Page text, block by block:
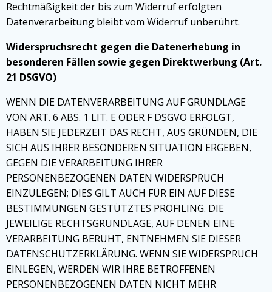
Rechtmäßigkeit der bis zum Widerruf erfolgten
Datenverarbeitung bleibt vom Widerruf unberührt.
Widerspruchsrecht gegen die Datenerhebung in
besonderen Fällen sowie gegen Direktwerbung (Art.
21 DSGVO)
WENN DIE DATENVERARBEITUNG AUF GRUNDLAGE
VON ART. 6 ABS. 1 LIT. E ODER F DSGVO ERFOLGT,
HABEN SIE JEDERZEIT DAS RECHT, AUS GRÜNDEN, DIE
SICH AUS IHRER BESONDEREN SITUATION ERGEBEN,
GEGEN DIE VERARBEITUNG IHRER
PERSONENBEZOGENEN DATEN WIDERSPRUCH
EINZULEGEN; DIES GILT AUCH FÜR EIN AUF DIESE
BESTIMMUNGEN GESTÜTZTES PROFILING. DIE
JEWEILIGE RECHTSGRUNDLAGE, AUF DENEN EINE
VERARBEITUNG BERUHT, ENTNEHMEN SIE DIESER
DATENSCHUTZERKLÄRUNG. WENN SIE WIDERSPRUCH
EINLEGEN, WERDEN WIR IHRE BETROFFENEN
PERSONENBEZOGENEN DATEN NICHT MEHR